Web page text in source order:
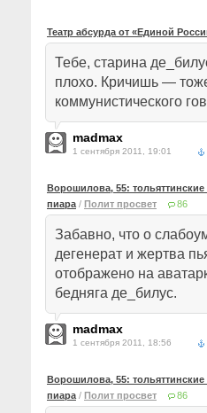
Театр абсурда от «Единой
Тебе, старина
плохо. Кричишь —
коммунистического
madmax
1 сентября 2011, 19:01
Ворошилова, 55:
пиара / Полит просвет 86
Забавно, что о
дегенерат и жертва
отображено на
бедняга де_билус.
madmax
1 сентября 2011, 18:56
Ворошилова, 55:
пиара / Полит просвет 86